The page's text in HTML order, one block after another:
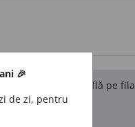
originale se află pe fila
🎉
de zi, pentru